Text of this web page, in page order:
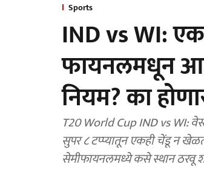
Sports
IND vs WI:
फायनलमधून
नियम? का
T20 World Cup IND vs WI:
सुपर ८ टप्प्यातून एकही चेंडू न
सेमीफायनलमध्ये कसे स्थान